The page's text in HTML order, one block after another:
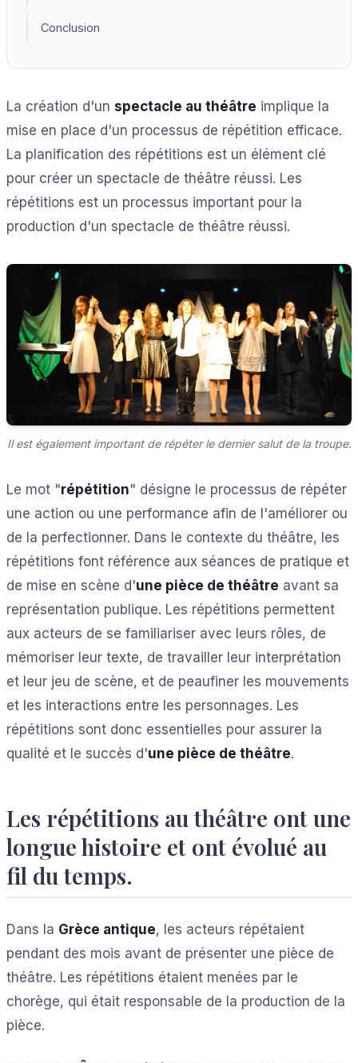
Conclusion
La création d'un spectacle au théâtre implique la
mise en place d'un processus de répétition efficace.
La planification des répétitions est un élément clé
pour créer un spectacle de théâtre réussi. Les
répétitions est un processus important pour la
production d'un spectacle de théâtre réussi.
Il est également important de répéter le dernier salut de la troupe.
Le mot "répétition" désigne le processus de répéter
une action ou une performance afin de l'améliorer ou
de la perfectionner. Dans le contexte du théâtre, les
répétitions font référence aux séances de pratique et
de mise en scène d'une pièce de théâtre avant sa
représentation publique. Les répétitions permettent
aux acteurs de se familiariser avec leurs rôles, de
mémoriser leur texte, de travailler leur interprétation
et leur jeu de scène, et de peaufiner les mouvements
et les interactions entre les personnages. Les
répétitions sont donc essentielles pour assurer la
qualité et le succès d'une pièce de théâtre.
Les répétitions au théâtre ont une
longue histoire et ont évolué au
fil du temps.
Dans la Grèce antique, les acteurs répétaient
pendant des mois avant de présenter une pièce de
théâtre. Les répétitions étaient menées par le
chorège, qui était responsable de la production de la
pièce.